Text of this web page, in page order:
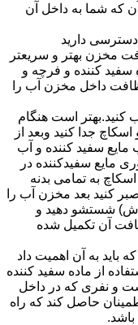
که شما به داخل آن
دارید
مخزن بهتر و سریعتر
سفید کننده و فرچه و
داخل مخزن آب را
کنید.بهتر است هنگام
جدا کنید وبعد از
مایع سفید کننده و آب
مایع سفیدکننده در
اسکاچ به تمامی بدنه
و به مدت ۲ ساعت صبر کنید بعد مخزن آب را
شستشو دهید و
آن تکمیل شده
باید به آن اهمیت داد
از ماده سفید کننده
و نفری که در داخل
حاصل کند که راه